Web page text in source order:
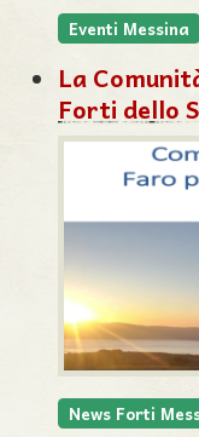
Eventi Messina
La
Forti dello
News Forti